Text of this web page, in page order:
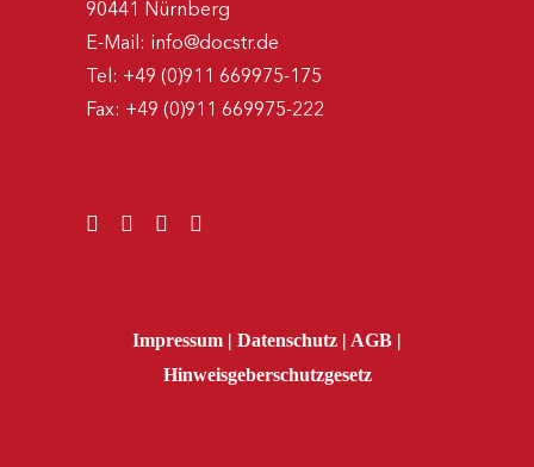
90441 Nürnberg
E-Mail: info@docstr.de
Tel: +49 (0)911 669975-175
Fax: +49 (0)911 669975-222
Impressum | Datenschutz | AGB |
Hinweisgeberschutzgesetz